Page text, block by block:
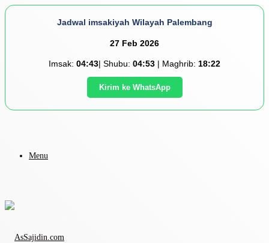
Jadwal imsakiyah Wilayah Palembang
27 Feb 2026
Imsak: 04:43| Shubu: 04:53 | Maghrib: 18:22
Kirim ke WhatsApp
Menu